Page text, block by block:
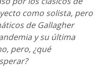
como solista, pero
de Gallagher
y su última
pero, ¿qué